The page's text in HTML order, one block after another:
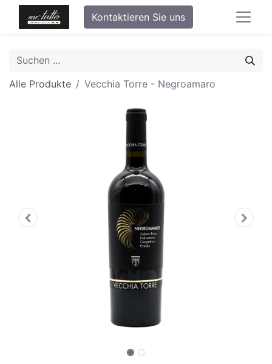
Kontaktieren Sie uns
Alle Produkte Vecchia Torre - Negroamaro